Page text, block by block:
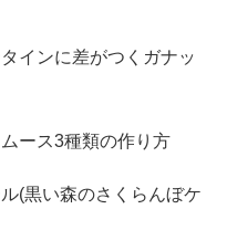
インに差がつくガナッ
ース3種類の作り方
(黒い森のさくらんぼケ